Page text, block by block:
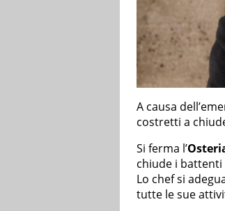
A causa
costretti a
Si ferma l’
chiude i battenti
Lo chef si
tutte le sue